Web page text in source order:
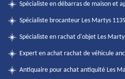
Spécialiste en débarras de maison et
Spécialiste brocanteur Les Martys
Spécialiste en rachat d'objet Les
Expert en achat rachat de véhicule
Antiquaire pour achat antiquité Les